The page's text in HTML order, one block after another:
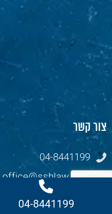
צור קשר
04-8441199
office@sshlaw.co.il
רח' הנמל 33 חיפה 3303132
04-8441199